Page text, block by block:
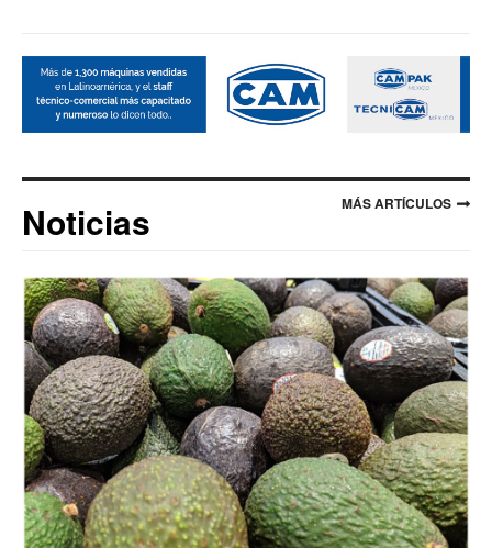
Noticias MÁS ARTÍCULOS